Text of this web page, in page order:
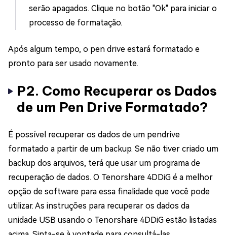
serão apagados. Clique no botão "Ok" para iniciar o
processo de formatação.
Após algum tempo, o pen drive estará formatado e
pronto para ser usado novamente.
P2. Como Recuperar os Dados
de um Pen Drive Formatado?
É possível recuperar os dados de um pendrive
formatado a partir de um backup. Se não tiver criado um
backup dos arquivos, terá que usar um programa de
recuperação de dados. O Tenorshare 4DDiG é a melhor
opção de software para essa finalidade que você pode
utilizar. As instruções para recuperar os dados da
unidade USB usando o Tenorshare 4DDiG estão listadas